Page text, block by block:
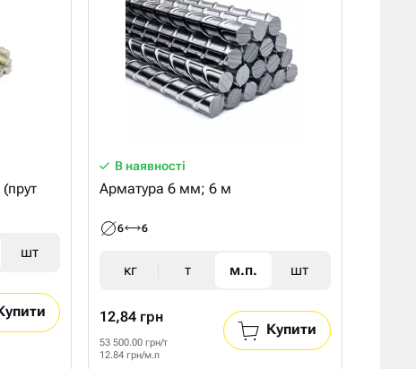
шт
В наявності
Арматура 6 мм; 6 м
6 6
кг т м.п. шт
12,84 грн
53 500.00 грн/т
12.84 грн/м.п
Купити